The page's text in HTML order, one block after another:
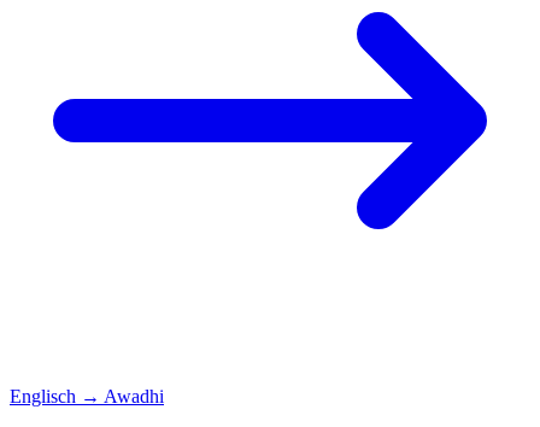
Englisch → Awadhi